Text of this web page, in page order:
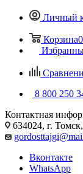
Личный
Корзина0
8 800 250
Контактная
634024, г.
Вконтакте
WhatsApp